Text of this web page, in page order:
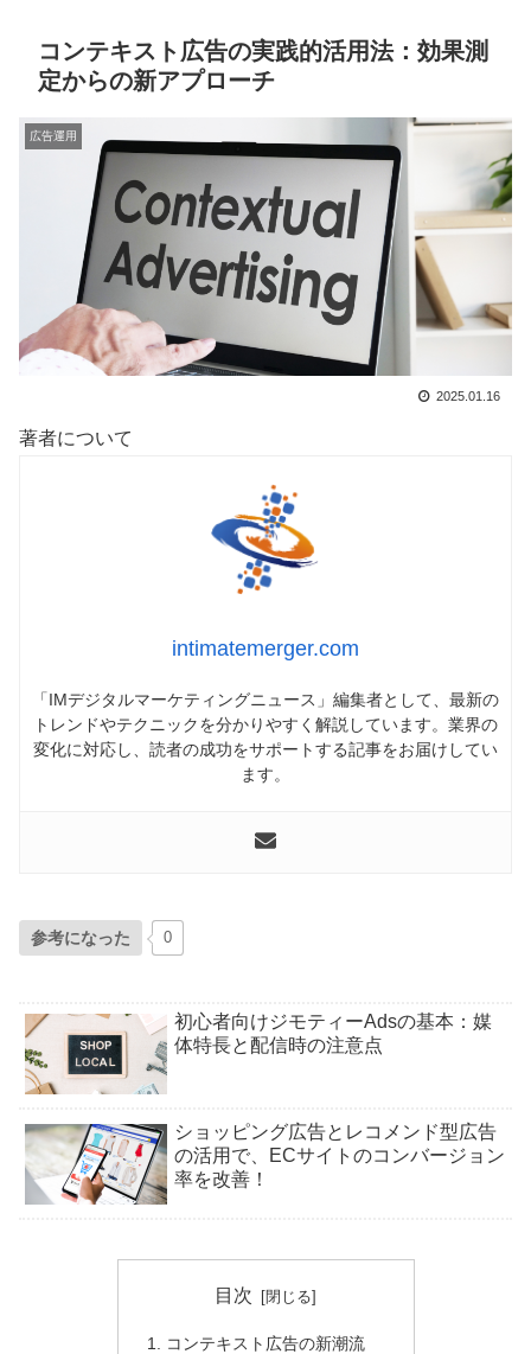
コンテキスト広告の実践的活用法：効果測
定からの新アプローチ
広告運用
2025.01.16
著者について
intimatemerger.com
「IMデジタルマーケティングニュース」編集者として、最新の
トレンドやテクニックを分かりやすく解説しています。業界の
変化に対応し、読者の成功をサポートする記事をお届けしてい
ます。
参考になった 0
初心者向けジモティーAdsの基本：媒
体特長と配信時の注意点
ショッピング広告とレコメンド型広告
の活用で、ECサイトのコンバージョン
率を改善！
目次
コンテキスト広告の新潮流